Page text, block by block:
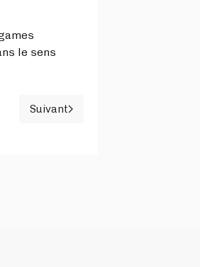
le sens
Article suivant : Le plan
Suivant